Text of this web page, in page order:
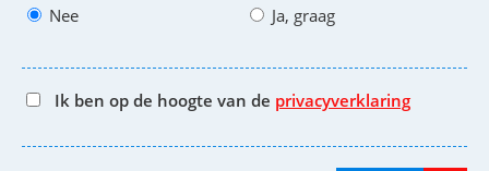
Nee Ja, graag
Ik ben op de hoogte van de privacyverklaring